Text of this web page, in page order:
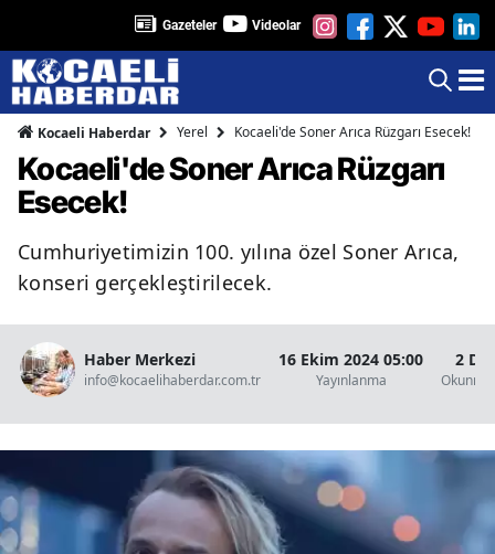
Gazeteler Videolar
Kocaeli Haberdar Yerel Kocaeli'de Soner Arıca Rüzgarı Esecek!
Kocaeli'de Soner Arıca Rüzgarı
Esecek!
Cumhuriyetimizin 100. yılına özel Soner Arıca,
konseri gerçekleştirilecek.
Haber Merkezi
info@kocaelihaberdar.com.tr
16 Ekim 2024 05:00
Yayınlanma
2